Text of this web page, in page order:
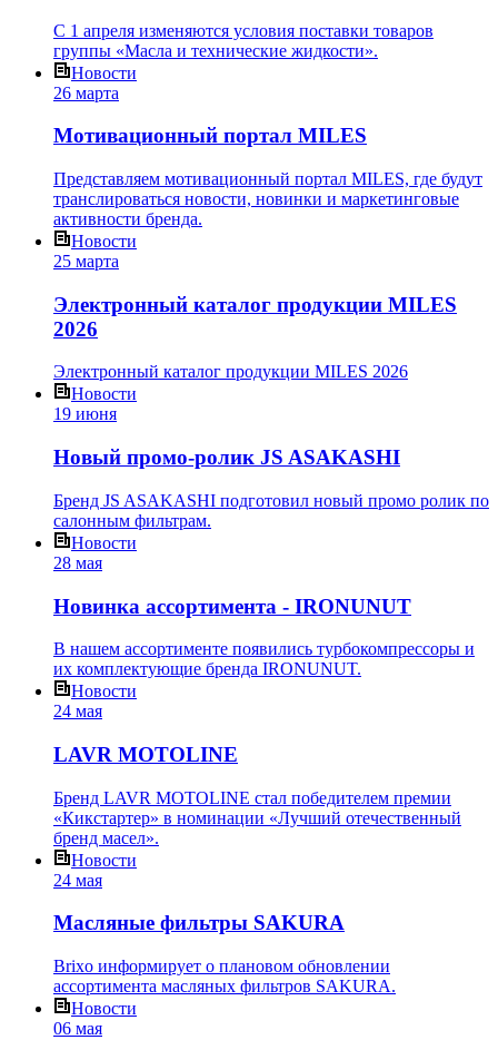
С 1 апреля изменяются условия поставки товаров
группы «Масла и технические жидкости».
Новости
26 марта
Мотивационный портал MILES
Представляем мотивационный портал MILES, где будут
транслироваться новости, новинки и маркетинговые
активности бренда.
Новости
25 марта
Электронный каталог продукции MILES
2026
Электронный каталог продукции MILES 2026
Новости
19 июня
Новый промо-ролик JS ASAKASHI
Бренд JS ASAKASHI подготовил новый промо ролик по
салонным фильтрам.
Новости
28 мая
Новинка ассортимента - IRONUNUT
В нашем ассортименте появились турбокомпрессоры и
их комплектующие бренда IRONUNUT.
Новости
24 мая
LAVR MOTOLINE
Бренд LAVR MOTOLINE стал победителем премии
«Кикстартер» в номинации «Лучший отечественный
бренд масел».
Новости
24 мая
Масляные фильтры SAKURA
Brixo информирует о плановом обновлении
ассортимента масляных фильтров SAKURA.
Новости
06 мая